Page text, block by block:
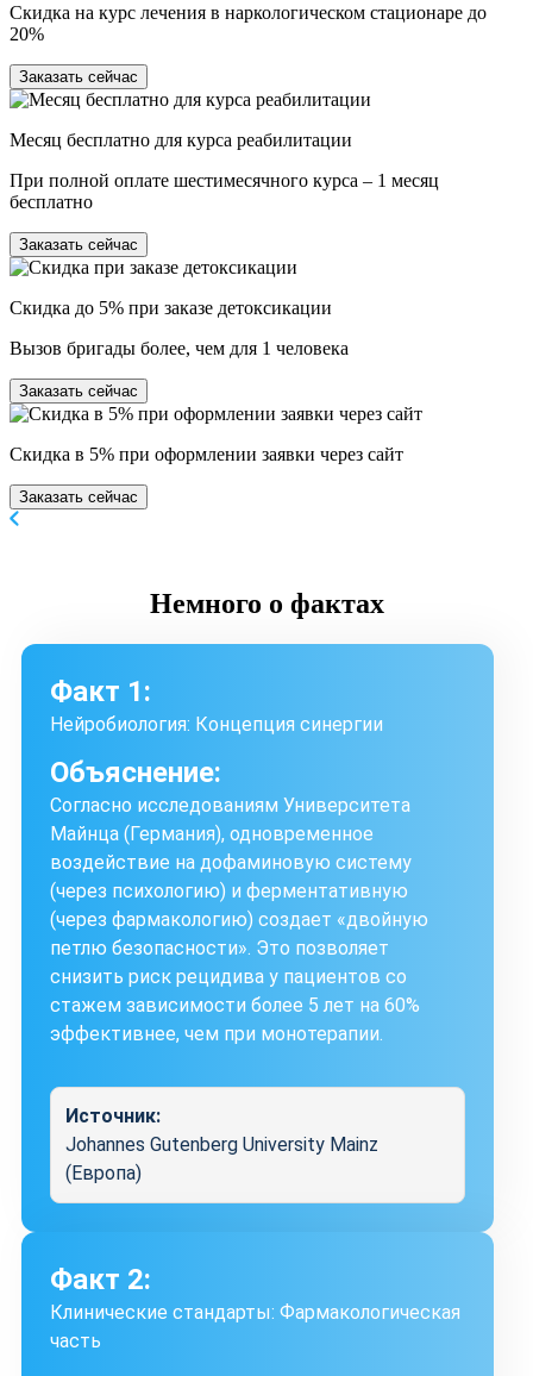
Скидка на курс лечения в наркологическом стационаре до
20%
Заказать сейчас
Месяц бесплатно для курса реабилитации
При полной оплате шестимесячного курса – 1 месяц
бесплатно
Заказать сейчас
Скидка до 5% при заказе детоксикации
Вызов бригады более, чем для 1 человека
Заказать сейчас
Скидка в 5% при оформлении заявки через сайт
Заказать сейчас
Немного о фактах
Факт 1:
Нейробиология: Концепция синергии
Объяснение:
Согласно исследованиям Университета
Майнца (Германия), одновременное
воздействие на дофаминовую систему
(через психологию) и ферментативную
(через фармакологию) создает «двойную
петлю безопасности». Это позволяет
снизить риск рецидива у пациентов со
стажем зависимости более 5 лет на 60%
эффективнее, чем при монотерапии.
Источник:
Johannes Gutenberg University Mainz
(Европа)
Факт 2:
Клинические стандарты: Фармакологическая
часть